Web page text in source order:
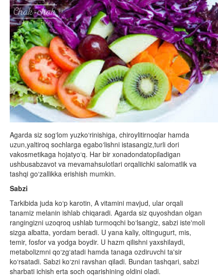
Agarda siz sog‘lom yuzko‘rinishiga, chiroylitirnoqlar hamda
uzun,yaltiroq sochlarga egabo‘lishni istasangiz,turli dori
vakosmetikaga hojatyo‘q. Har bir xonadondatopiladigan
ushbusabzavot va mevamahsulotlari orqaliichki salomatlik va
tashqi go‘zallikka erishish mumkin.
Sabzi
Tarkibida juda ko‘p karotin, A vitamini mavjud, ular or­qali
tanamiz melanin ishlab chiqaradi. Agarda siz quyoshdan olgan
rangingizni uzoqroq ushlab turmoqchi bo‘lsangiz, sabzi iste'moli
sizga albatta, yordam beradi. U yana kaliy, oltingugurt, mis,
temir, fosfor va yodga boydir. U hazm qilishni yaxshilaydi,
metabolizmni qo‘zg‘atadi hamda tanaga ozdiruvchi ta'sir
ko‘rsatadi. Sabzi ko‘zni ravshan qiladi. Bundan tash­qari, sabzi
sharbati ichish erta soch oqarishining oldini oladi.